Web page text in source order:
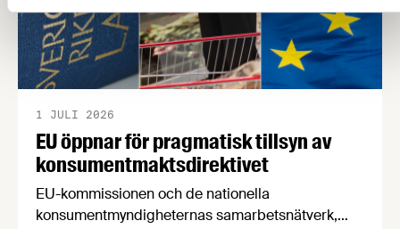
EU öppnar för pragmatisk tillsyn av
konsumentmaktsdirektivet
1 JULI 2026
EU-kommissionen och de nationella
konsumentmyndigheternas samarbetsnätverk,